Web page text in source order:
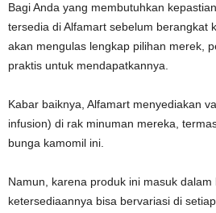
Bagi Anda yang membutuhkan
tersedia di Alfamart sebelum berangkat
akan mengulas lengkap pilihan merek,
praktis untuk mendapatkannya.
Kabar baiknya, Alfamart menyediakan
infusion) di rak minuman mereka,
bunga kamomil ini.
Namun, karena produk ini masuk dalam
ketersediaannya bisa bervariasi di